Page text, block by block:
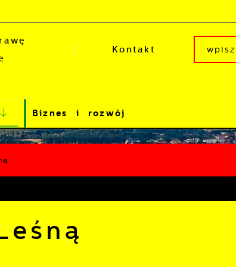
Kontakt
Biznes i rozwój